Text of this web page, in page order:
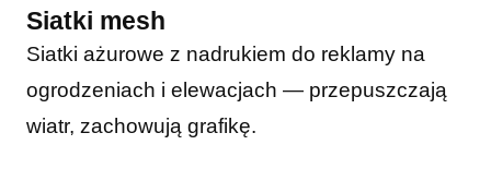
Siatki mesh
Siatki ażurowe z nadrukiem do reklamy na
ogrodzeniach i elewacjach — przepuszczają
wiatr, zachowują grafikę.